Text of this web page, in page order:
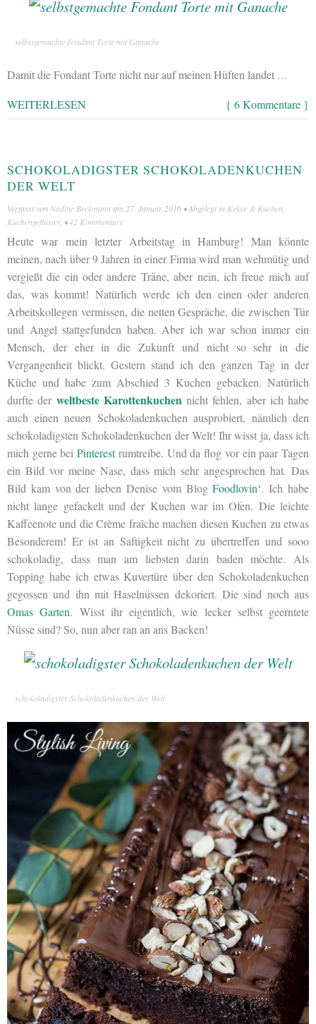
selbstgemachte Fondant Torte mit Ganache
Damit die Fondant Torte nicht nur auf meinen Hüften landet …
WEITERLESEN { 6 Kommentare }
SCHOKOLADIGSTER SCHOKOLADENKUCHEN
DER WELT
Verfasst von Nadine Beckmann am 27. Januar 2016 • Abgelegt in Kekse & Kuchen
Küchengeflüster, •42 Kommentare
Heute war mein letzter Arbeitstag in Hamburg! Man könnte
meinen, nach über 9 Jahren in einer Firma wird man wehmütig und
vergießt die ein oder andere Träne, aber nein, ich freue mich auf
das, was kommt! Natürlich werde ich den einen oder anderen
Arbeitskollegen vermissen, die netten Gespräche, die zwischen Tür
und Angel stattgefunden haben. Aber ich war schon immer ein
Mensch, der eher in die Zukunft und nicht so sehr in die
Vergangenheit blickt. Gestern stand ich den ganzen Tag in der
Küche und habe zum Abschied 3 Kuchen gebacken. Natürlich
durfte der weltbeste Karottenkuchen nicht fehlen, aber ich habe
auch einen neuen Schokoladenkuchen ausprobiert, nämlich den
schokoladigsten Schokoladenkuchen der Welt! Ihr wisst ja, dass ich
mich gerne beiPinterestrumtreibe. Und da flog vor ein paar Tagen
ein Bild vor meine Nase, dass mich sehr angesprochen hat. Das
Bild kam von der lieben Denise vom BlogFoodlovin‘. Ich habe
nicht lange gefackelt und der Kuchen war im Ofen. Die leichte
Kaffeenote und die Crème fraîche machen diesen Kuchen zu etwas
Besonderem! Er ist an Saftigkeit nicht zu übertreffen und sooo
schokoladig, dass man am liebsten darin baden möchte. Als
Topping habe ich etwas Kuvertüre über den Schokoladenkuchen
gegossen und ihn mit Haselnüssen dekoriert. Die sind noch aus
Omas Garten. Wisst ihr eigentlich, wie lecker selbst geerntete
Nüsse sind? So, nun aber ran an ans Backen!
schokoladigster Schokoladenkuchen der Welt